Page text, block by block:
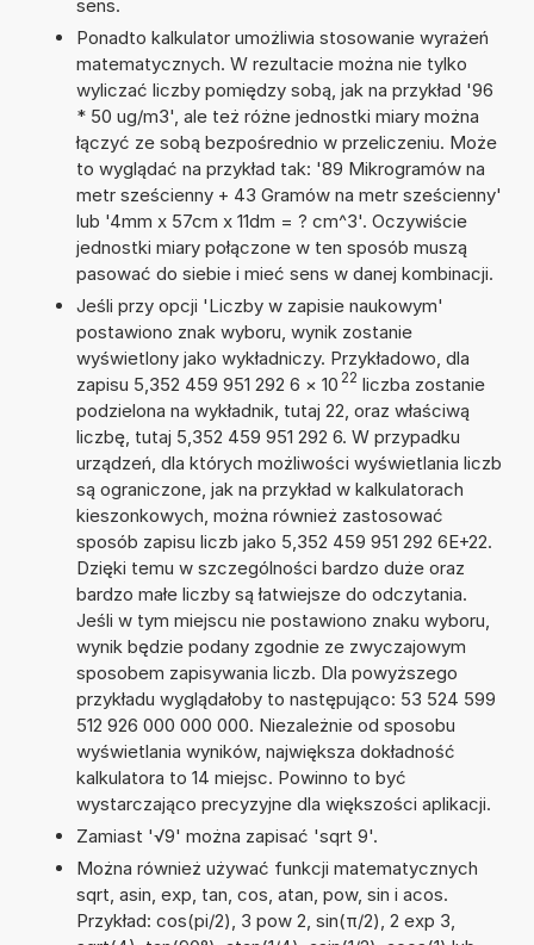
sens.
Ponadto kalkulator umożliwia stosowanie wyrażeń
matematycznych. W rezultacie można nie tylko
wyliczać liczby pomiędzy sobą, jak na przykład '96
* 50 ug/m3', ale też różne jednostki miary można
łączyć ze sobą bezpośrednio w przeliczeniu. Może
to wyglądać na przykład tak: '89 Mikrogramów na
metr sześcienny + 43 Gramów na metr sześcienny'
lub '4mm x 57cm x 11dm = ? cm^3'. Oczywiście
jednostki miary połączone w ten sposób muszą
pasować do siebie i mieć sens w danej kombinacji.
Jeśli przy opcji 'Liczby w zapisie naukowym'
postawiono znak wyboru, wynik zostanie
wyświetlony jako wykładniczy. Przykładowo, dla
zapisu 5,352 459 951 292 6 × 10 22 liczba zostanie
podzielona na wykładnik, tutaj 22, oraz właściwą
liczbę, tutaj 5,352 459 951 292 6. W przypadku
urządzeń, dla których możliwości wyświetlania liczb
są ograniczone, jak na przykład w kalkulatorach
kieszonkowych, można również zastosować
sposób zapisu liczb jako 5,352 459 951 292 6E+22.
Dzięki temu w szczególności bardzo duże oraz
bardzo małe liczby są łatwiejsze do odczytania.
Jeśli w tym miejscu nie postawiono znaku wyboru,
wynik będzie podany zgodnie ze zwyczajowym
sposobem zapisywania liczb. Dla powyższego
przykładu wyglądałoby to następująco: 53 524 599
512 926 000 000 000. Niezależnie od sposobu
wyświetlania wyników, największa dokładność
kalkulatora to 14 miejsc. Powinno to być
wystarczająco precyzyjne dla większości aplikacji.
Zamiast '√9' można zapisać 'sqrt 9'.
Można również używać funkcji matematycznych
sqrt, asin, exp, tan, cos, atan, pow, sin i acos.
Przykład: cos(pi/2), 3 pow 2, sin(π/2), 2 exp 3,